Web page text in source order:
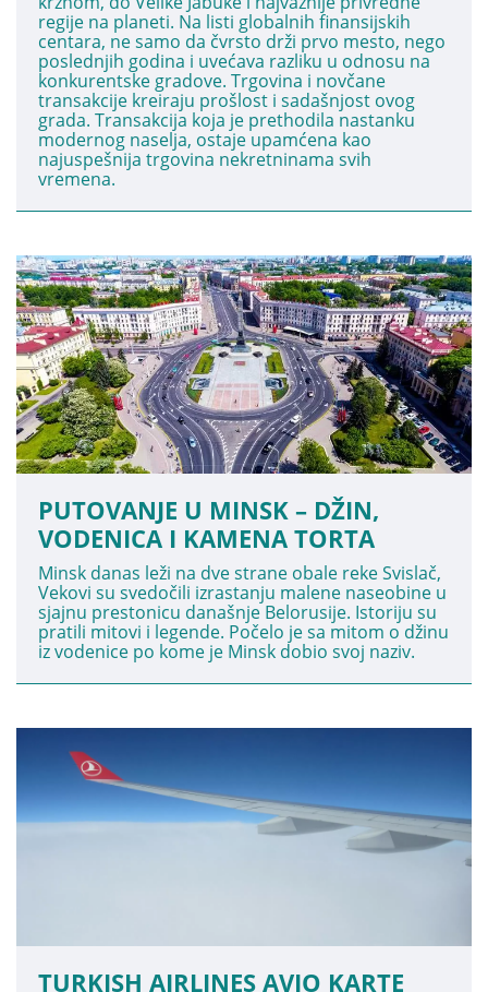
regije na planeti. Na listi globalnih finansijskih
centara, ne samo da čvrsto drži prvo mesto, nego
poslednjih godina i uvećava razliku u odnosu na
konkurentske gradove. Trgovina i novčane
transakcije kreiraju prošlost i sadašnjost ovog
grada. Transakcija koja je prethodila nastanku
modernog naselja, ostaje upamćena kao
najuspešnija trgovina nekretninama svih
vremena.
PUTOVANJE U MINSK – DŽIN,
VODENICA I KAMENA TORTA
Minsk danas leži na dve strane obale reke Svislač,
Vekovi su svedočili izrastanju malene naseobine u
sjajnu prestonicu današnje Belorusije. Istoriju su
pratili mitovi i legende. Počelo je sa mitom o džinu
iz vodenice po kome je Minsk dobio svoj naziv.
TURKISH AIRLINES AVIO KARTE